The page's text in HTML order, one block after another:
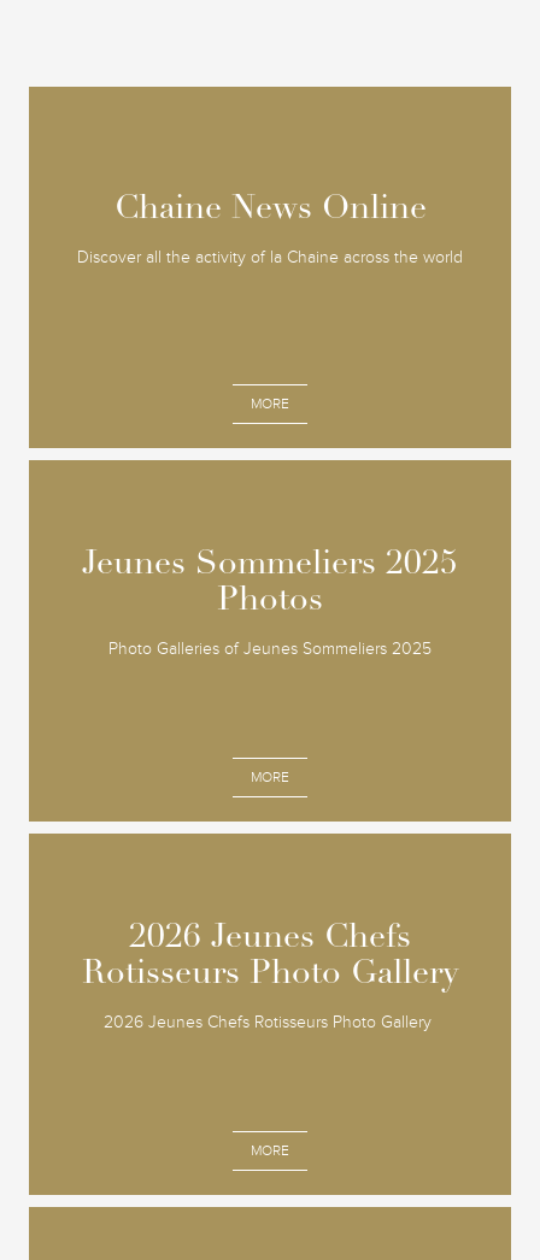
Chaine News Online
Discover all the activity of la Chaine across the world
MORE
Chaine News Online
Jeunes Sommeliers 2025
Photos
Photo Galleries of Jeunes Sommeliers 2025
MORE
Jeunes Sommeliers 2025
Photos
2026 Jeunes Chefs
Rotisseurs Photo Gallery
2026 Jeunes Chefs Rotisseurs Photo Gallery
MORE
2026 Jeunes Chefs
Rotisseurs Photo Gallery